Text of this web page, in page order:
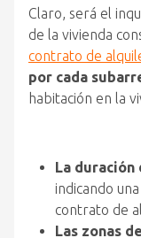
Claro, será el
de la vivienda
contrato de
por cada
habitación en la
La
indicando
contrato de
Las zonas